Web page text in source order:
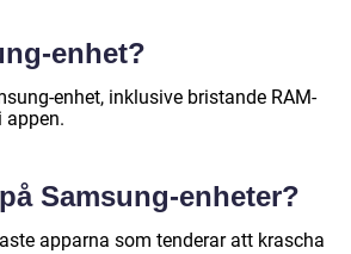
enhet?
enhet, inklusive bristande RAM-
appen.
Samsung-enheter?
apparna som tenderar att krascha